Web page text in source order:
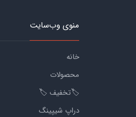
منوی وب‌سایت
خانه
محصولات
🏷️تخفیف 🏷️
دراپ شیپینگ